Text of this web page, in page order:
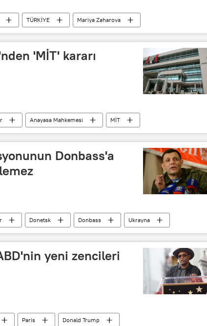
TÜRKİYE Mariya Zaharova
'MİT' kararı
Anayasa Mahkemesi MİT
Donbass'a
Donetsk Donbass
Ukrayna
yeni zencileri
Paris Donald Trump